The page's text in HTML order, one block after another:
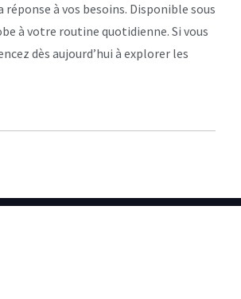
à vos besoins. Disponible sous
à votre routine quotidienne. Si vous
dès aujourd’hui à explorer les